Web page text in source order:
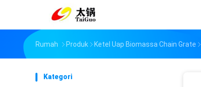
Rumah Produk Ketel Uap Biomassa Chain Grate
Kategori